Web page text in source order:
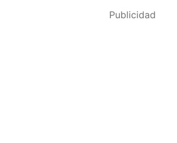
Publicidad